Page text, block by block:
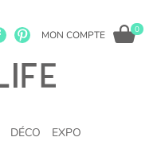
MON COMPTE 0
DÉCO EXPO